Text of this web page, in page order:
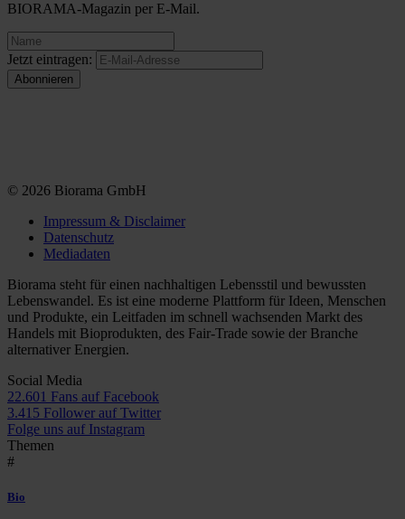
BIORAMA-Magazin per E-Mail.
Jetzt eintragen:
© 2026 Biorama GmbH
Impressum & Disclaimer
Datenschutz
Mediadaten
Biorama steht für einen nachhaltigen Lebensstil und bewussten
Lebenswandel. Es ist eine moderne Plattform für Ideen, Menschen
und Produkte, ein Leitfaden im schnell wachsenden Markt des
Handels mit Bioprodukten, des Fair-Trade sowie der Branche
alternativer Energien.
Social Media
22.601 Fans auf Facebook
3.415 Follower auf Twitter
Folge uns auf Instagram
Themen
#
Bio